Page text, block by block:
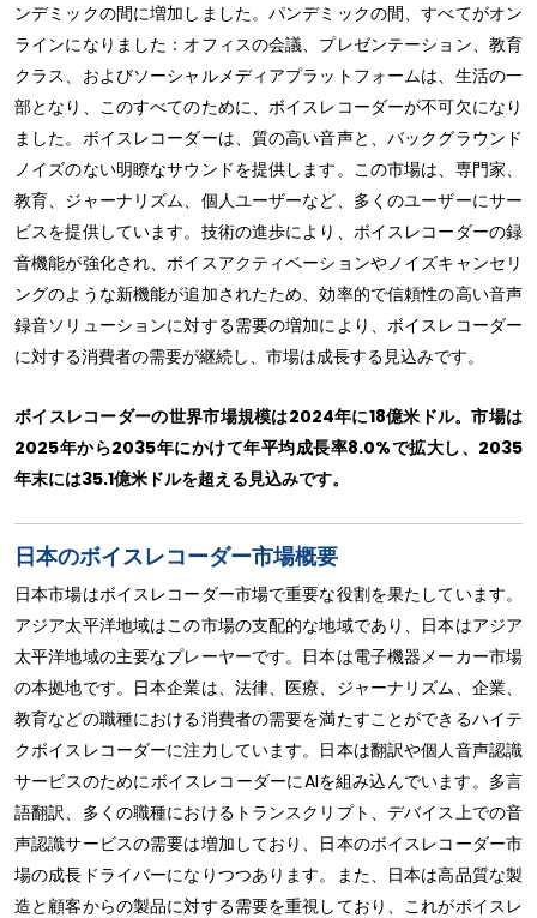
ンデミックの間に増加しました。パンデミックの間、すべてがオン
ラインになりました：オフィスの会議、プレゼンテーション、教育
クラス、およびソーシャルメディアプラットフォームは、生活の一
部となり、このすべてのために、ボイスレコーダーが不可欠になり
ました。ボイスレコーダーは、質の高い音声と、バックグラウンド
ノイズのない明瞭なサウンドを提供します。この市場は、専門家、
教育、ジャーナリズム、個人ユーザーなど、多くのユーザーにサー
ビスを提供しています。技術の進歩により、ボイスレコーダーの録
音機能が強化され、ボイスアクティベーションやノイズキャンセリ
ングのような新機能が追加されたため、効率的で信頼性の高い音声
録音ソリューションに対する需要の増加により、ボイスレコーダー
に対する消費者の需要が継続し、市場は成長する見込みです。
ボイスレコーダーの世界市場規模は2024年に18億米ドル。市場は
2025年から2035年にかけて年平均成長率8.0%で拡大し、2035
年末には35.1億米ドルを超える見込みです。
日本のボイスレコーダー市場概要
日本市場はボイスレコーダー市場で重要な役割を果たしています。
アジア太平洋地域はこの市場の支配的な地域であり、日本はアジア
太平洋地域の主要なプレーヤーです。日本は電子機器メーカー市場
の本拠地です。日本企業は、法律、医療、ジャーナリズム、企業、
教育などの職種における消費者の需要を満たすことができるハイテ
クボイスレコーダーに注力しています。日本は翻訳や個人音声認識
サービスのためにボイスレコーダーにAIを組み込んでいます。多言
語翻訳、多くの職種におけるトランスクリプト、デバイス上での音
声認識サービスの需要は増加しており、日本のボイスレコーダー市
場の成長ドライバーになりつつあります。また、日本は高品質な製
造と顧客からの製品に対する需要を重視しており、これがボイスレ